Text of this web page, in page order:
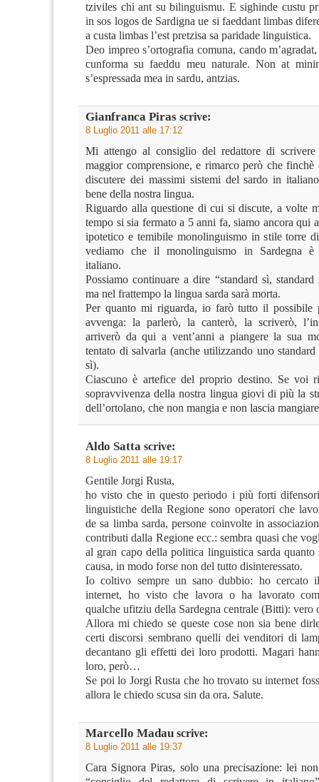
tziviles chi ant su bilinguismu. E sighinde custu
in sos logos de Sardigna ue si faeddant limbas
a custa limbas l’est pretzisa sa paridade linguistica.
Deo impreo s’ortografia comuna, cando
cunforma su faeddu meu naturale. Non at
s’espressada mea in sardu, antzias.
Gianfranca Piras scrive:
8 Luglio 2011 alle 17:12
Mi attengo al consiglio del redattore di
maggior comprensione, e rimarco però che finchè
discutere dei massimi sistemi del sardo in
bene della nostra lingua.
Riguardo alla questione di cui si discute, a volte
tempo si sia fermato a 5 anni fa, siamo ancora qui
ipotetico e temibile monolinguismo in stile torre
vediamo che il monolinguismo in Sardegna è
italiano.
Possiamo continuare a dire “standard sì,
ma nel frattempo la lingua sarda sarà morta.
Per quanto mi riguarda, io farò tutto il possibile
avvenga: la parlerò, la canterò, la scriverò,
arriverò da qui a vent’anni a piangere la sua
tentato di salvarla (anche utilizzando uno
sì).
Ciascuno è artefice del proprio destino. Se voi
sopravvivenza della nostra lingua giovi di più la
dell’ortolano, che non mangia e non lascia
Aldo Satta scrive:
8 Luglio 2011 alle 19:17
Gentile Jorgi Rusta,
ho visto che in questo periodo i più forti
linguistiche della Regione sono operatori che
de sa limba sarda, persone coinvolte in
contributi dalla Regione ecc.: sembra quasi che
al gran capo della politica linguistica sarda
causa, in modo forse non del tutto disinteressato.
Io coltivo sempre un sano dubbio: ho cercato
internet, ho visto che lavora o ha lavorato
qualche ufitziu della Sardegna centrale (Bitti): vero
Allora mi chiedo se queste cose non sia bene
certi discorsi sembrano quelli dei venditori di
decantano gli effetti dei loro prodotti. Magari
loro, però…
Se poi lo Jorgi Rusta che ho trovato su internet
allora le chiedo scusa sin da ora. Salute.
Marcello Madau scrive:
8 Luglio 2011 alle 19:37
Cara Signora Piras, solo una precisazione: lei